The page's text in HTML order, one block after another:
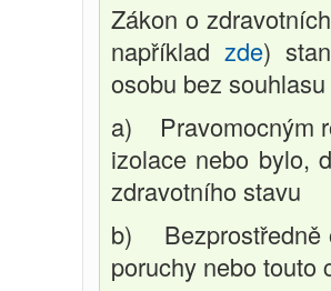
Zákon o
například zde)
osobu bez
a) Pravomocným
izolace nebo bylo,
zdravotního stavu
b) Bezprostředně
poruchy nebo touto